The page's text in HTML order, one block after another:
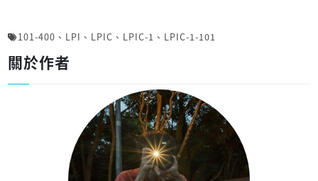
101-400 、 LPI 、 LPIC 、 LPIC-1 、 LPIC-1-101
關於作者